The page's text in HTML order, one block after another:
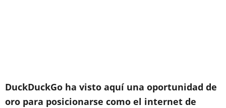
DuckDuckGo ha visto aquí una oportunidad de
oro para posicionarse como el internet de